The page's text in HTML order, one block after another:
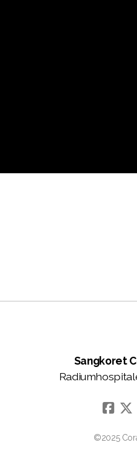
Sangkoret
©2025